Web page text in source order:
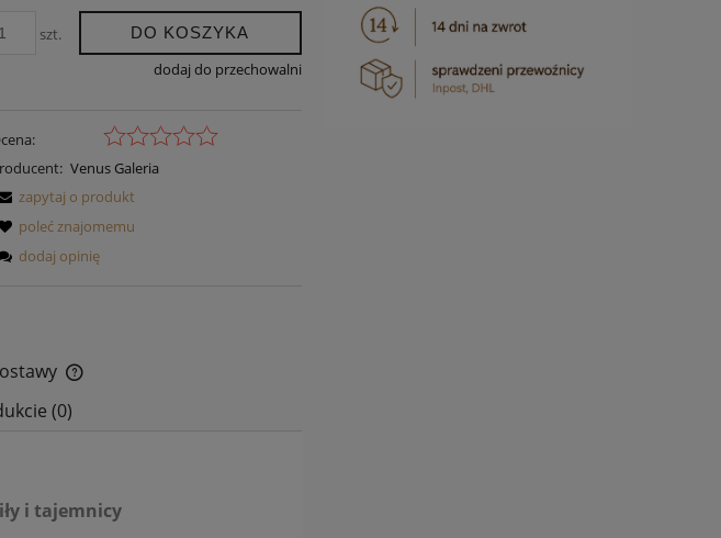
szt. DO KOSZYKA
dodaj do przechowalni
Venus Galeria
zapytaj o produkt
poleć znajomemu
dodaj opinię
(0)
i tajemnicy